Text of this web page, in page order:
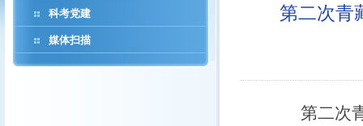
科考党建
媒体扫描
第二次青
第二次青